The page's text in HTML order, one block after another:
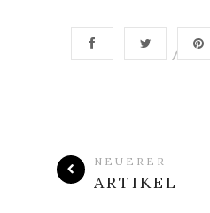
NEUERER
ARTIKEL